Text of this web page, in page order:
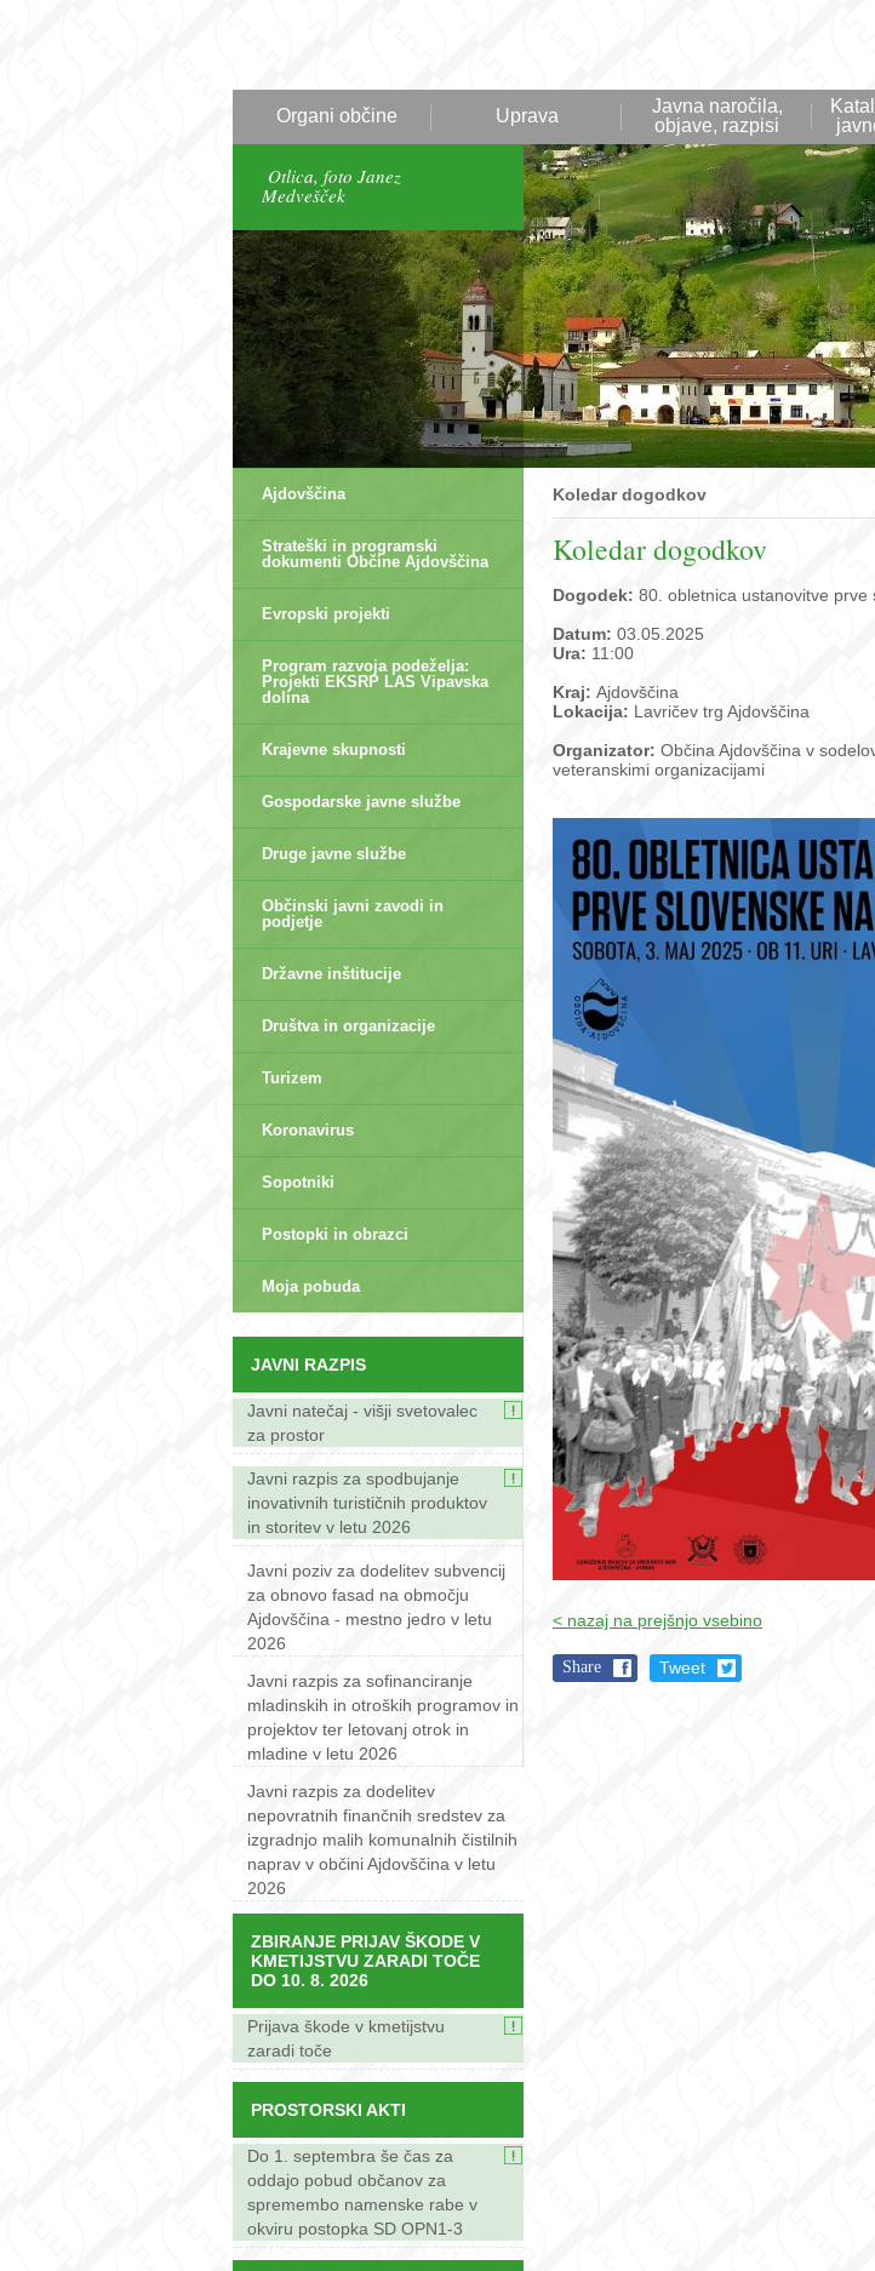
Organi občine Uprava
Javna naročila,
objave, razpisi
Otlica, foto Janez
Medvešček
Ajdovščina
Strateški in programski
dokumenti Občine Ajdovščina
Evropski projekti
Program razvoja podeželja:
Projekti EKSRP LAS Vipavska
dolina
Krajevne skupnosti
Gospodarske javne službe
Druge javne službe
Občinski javni zavodi in
podjetje
Državne inštitucije
Društva in organizacije
Turizem
Koronavirus
Sopotniki
Postopki in obrazci
Moja pobuda
JAVNI RAZPIS
Javni natečaj - višji svetovalec
za prostor
Javni razpis za spodbujanje
inovativnih turističnih produktov
in storitev v letu 2026
Javni poziv za dodelitev subvencij
za obnovo fasad na območju
Ajdovščina - mestno jedro v letu
2026
Javni razpis za sofinanciranje
mladinskih in otroških programov in
projektov ter letovanj otrok in
mladine v letu 2026
Javni razpis za dodelitev
nepovratnih finančnih sredstev za
izgradnjo malih komunalnih čistilnih
naprav v občini Ajdovščina v letu
2026
ZBIRANJE PRIJAV ŠKODE V
KMETIJSTVU ZARADI TOČE
DO 10. 8. 2026
Prijava škode v kmetijstvu
zaradi toče
PROSTORSKI AKTI
Do 1. septembra še čas za
oddajo pobud občanov za
spremembo namenske rabe v
okviru postopka SD OPN1-3
Koledar dogodkov
Koledar dogodkov
Dogodek: 80. obletnica ustanovitve prve
Datum: 03.05.2025
Ura: 11:00
Kraj: Ajdovščina
Lokacija: Lavričev trg Ajdovščina
Organizator: Občina Ajdovščina v
veteranskimi organizacijami
< nazaj na prejšnjo vsebino
Share Tweet